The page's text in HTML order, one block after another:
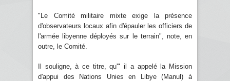
"Le Comité militaire mixte exige la présence
d'observateurs locaux afin d'épauler les officiers de
l'armée libyenne déployés sur le terrain", note, en
outre, le Comité.
Il souligne, à ce titre, qu'" il a appelé la Mission
d'appui des Nations Unies en Libye (Manul) à